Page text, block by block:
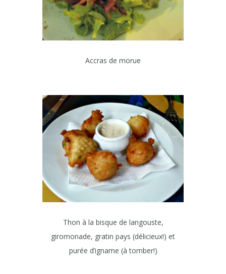
Accras de morue
Thon à la bisque de langouste,
giromonade, gratin pays (délicieux!) et
purée d’igname (à tomber!)